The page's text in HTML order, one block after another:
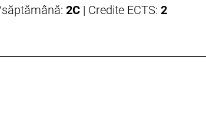
2C | Credite ECTS: 2